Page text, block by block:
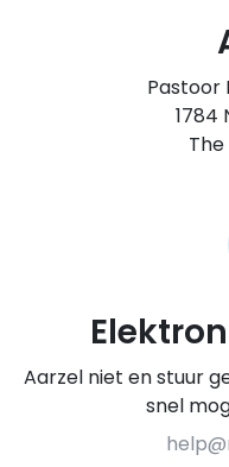
Pastoor
1784
Aarzel niet en stuur
snel